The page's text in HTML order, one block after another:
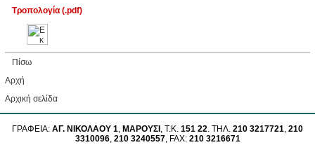
Τροπολογία (.pdf)
Πίσω
Αρχή
Aρχική σελίδα
ΓΡΑΦΕΙΑ: ΑΓ. ΝΙΚΟΛΑΟΥ 1, ΜΑΡΟΥΣΙ , Τ.Κ. 151 22. ΤΗΛ. 210 3217721, 210
3310096, 210 3240557, FAX: 210 3216671